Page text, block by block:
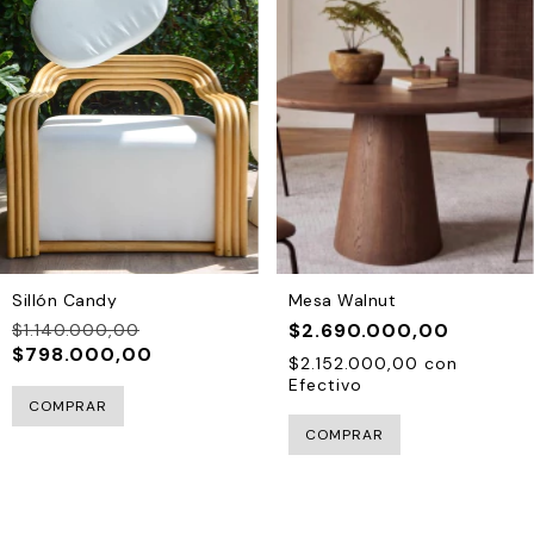
Sillón Candy
$1.140.000,00
$798.000,00
Mesa Walnut
$2.690.000,00
$2.152.000,00 con
Efectivo